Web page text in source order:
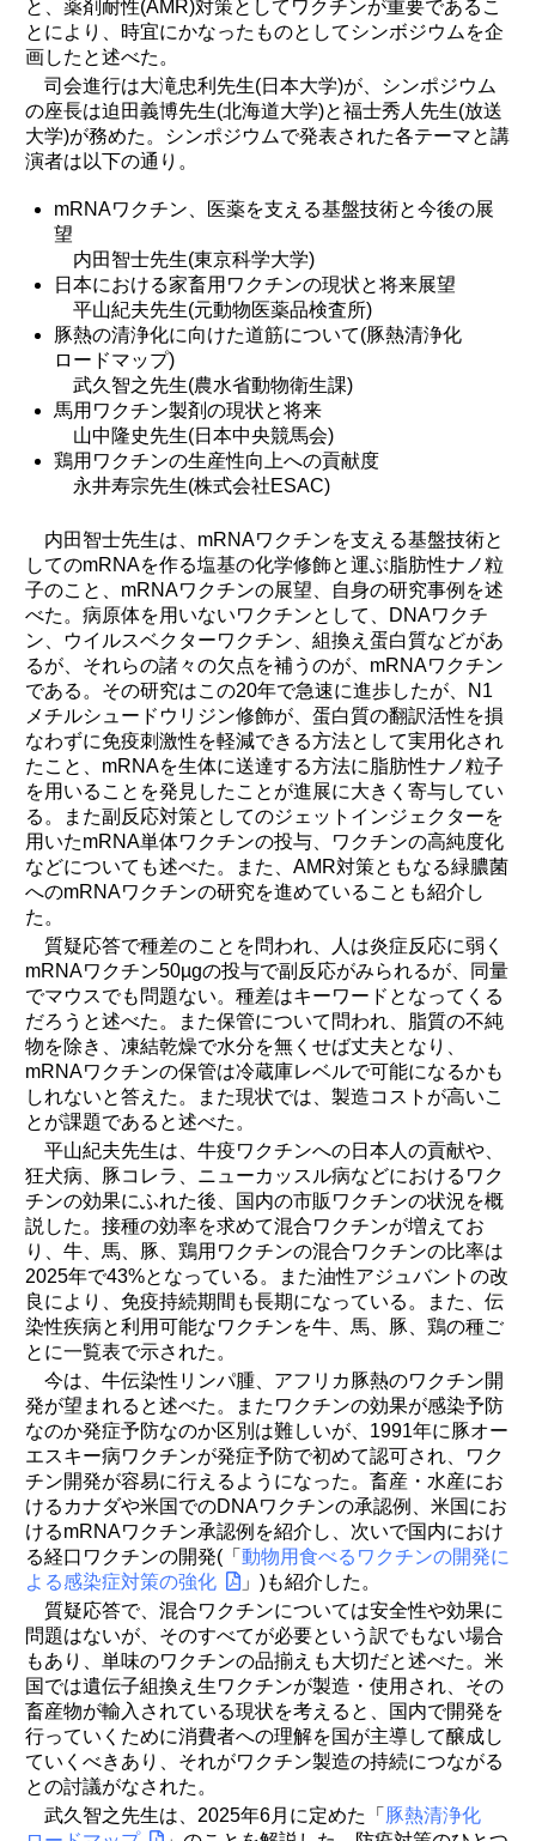
と、薬剤耐性(AMR)対策としてワクチンが重要であるこ
とにより、時宜にかなったものとしてシンボジウムを企
画したと述べた。
司会進行は大滝忠利先生(日本大学)が、シンポジウム
の座長は迫田義博先生(北海道大学)と福士秀人先生(放送
大学)が務めた。シンポジウムで発表された各テーマと講
演者は以下の通り。
mRNAワクチン、医薬を支える基盤技術と今後の展
望
内田智士先生(東京科学大学)
日本における家畜用ワクチンの現状と将来展望
平山紀夫先生(元動物医薬品検査所)
豚熱の清浄化に向けた道筋について(豚熱清浄化
ロードマップ)
武久智之先生(農水省動物衛生課)
馬用ワクチン製剤の現状と将来
山中隆史先生(日本中央競馬会)
鶏用ワクチンの生産性向上への貢献度
永井寿宗先生(株式会社ESAC)
内田智士先生は、mRNAワクチンを支える基盤技術と
してのmRNAを作る塩基の化学修飾と運ぶ脂肪性ナノ粒
子のこと、mRNAワクチンの展望、自身の研究事例を述
べた。病原体を用いないワクチンとして、DNAワクチ
ン、ウイルスベクターワクチン、組換え蛋白質などがあ
るが、それらの諸々の欠点を補うのが、mRNAワクチン
である。その研究はこの20年で急速に進歩したが、N1
メチルシュードウリジン修飾が、蛋白質の翻訳活性を損
なわずに免疫刺激性を軽減できる方法として実用化され
たこと、mRNAを生体に送達する方法に脂肪性ナノ粒子
を用いることを発見したことが進展に大きく寄与してい
る。また副反応対策としてのジェットインジェクターを
用いたmRNA単体ワクチンの投与、ワクチンの高純度化
などについても述べた。また、AMR対策ともなる緑膿菌
へのmRNAワクチンの研究を進めていることも紹介し
た。
質疑応答で種差のことを問われ、人は炎症反応に弱く
mRNAワクチン50µgの投与で副反応がみられるが、同量
でマウスでも問題ない。種差はキーワードとなってくる
だろうと述べた。また保管について問われ、脂質の不純
物を除き、凍結乾燥で水分を無くせば丈夫となり、
mRNAワクチンの保管は冷蔵庫レベルで可能になるかも
しれないと答えた。また現状では、製造コストが高いこ
とが課題であると述べた。
平山紀夫先生は、牛疫ワクチンへの日本人の貢献や、
狂犬病、豚コレラ、ニューカッスル病などにおけるワク
チンの効果にふれた後、国内の市販ワクチンの状況を概
説した。接種の効率を求めて混合ワクチンが増えてお
り、牛、馬、豚、鶏用ワクチンの混合ワクチンの比率は
2025年で43%となっている。また油性アジュバントの改
良により、免疫持続期間も長期になっている。また、伝
染性疾病と利用可能なワクチンを牛、馬、豚、鶏の種ご
とに一覧表で示された。
今は、牛伝染性リンパ腫、アフリカ豚熱のワクチン開
発が望まれると述べた。またワクチンの効果が感染予防
なのか発症予防なのか区別は難しいが、1991年に豚オー
エスキー病ワクチンが発症予防で初めて認可され、ワク
チン開発が容易に行えるようになった。畜産・水産にお
けるカナダや米国でのDNAワクチンの承認例、米国にお
けるmRNAワクチン承認例を紹介し、次いで国内におけ
る経口ワクチンの開発(「 動物用食べるワクチンの開発に
よる感染症対策の強化
」)も紹介した。
質疑応答で、混合ワクチンについては安全性や効果に
問題はないが、そのすべてが必要という訳でもない場合
もあり、単味のワクチンの品揃えも大切だと述べた。米
国では遺伝子組換え生ワクチンが製造・使用され、その
畜産物が輸入されている現状を考えると、国内で開発を
行っていくために消費者への理解を国が主導して醸成し
ていくべきあり、それがワクチン製造の持続につながる
との討議がなされた。
武久智之先生は、2025年6月に定めた「 豚熱清浄化